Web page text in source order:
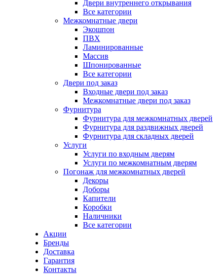
Двери внутреннего открывания
Все категории
Межкомнатные двери
Экошпон
ПВХ
Ламинированные
Массив
Шпонированные
Все категории
Двери под заказ
Входные двери под заказ
Межкомнатные двери под заказ
Фурнитура
Фурнитура для межкомнатных дверей
Фурнитура для раздвижных дверей
Фурнитура для складных дверей
Услуги
Услуги по входным дверям
Услуги по межкомнатным дверям
Погонаж для межкомнатных дверей
Декоры
Доборы
Капители
Коробки
Наличники
Все категории
Акции
Бренды
Доставка
Гарантия
Контакты